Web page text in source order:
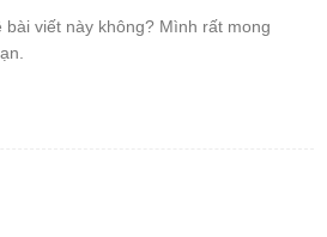
viết này không? Mình rất mong